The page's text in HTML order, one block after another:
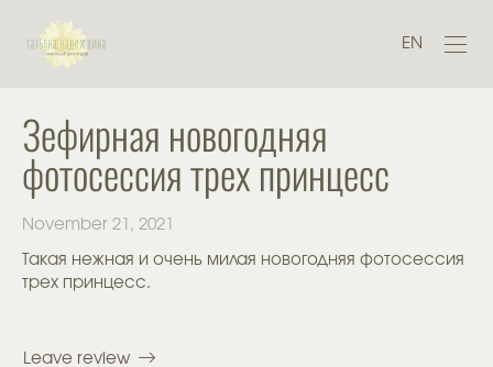
EN
Зефирная новогодняя
фотосессия трех принцесс
November 21, 2021
Такая нежная и очень милая новогодняя фотосессия
трех принцесс.
Leave review